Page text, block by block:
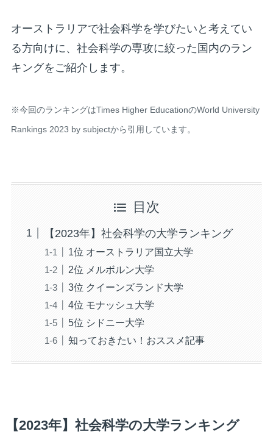
オーストラリアで社会科学を学びたいと考えてい
る方向けに、社会科学の専攻に絞った国内のラン
キングをご紹介します。
※今回のランキングはTimes Higher EducationのWorld University
Rankings 2023 by subjectから引用しています。
目次
【2023年】社会科学の大学ランキング
1位 オーストラリア国立大学
2位 メルボルン大学
3位 クイーンズランド大学
4位 モナッシュ大学
5位 シドニー大学
知っておきたい！おススメ記事
【2023年】社会科学の大学ランキング